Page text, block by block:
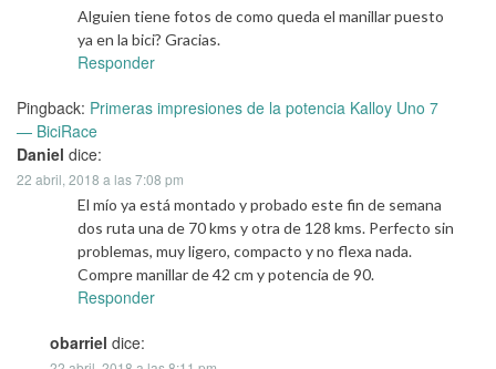
Alguien tiene fotos de como queda el manillar puesto
ya en la bici? Gracias.
Responder
Pingback: Primeras impresiones de la potencia Kalloy Uno 7
— BiciRace
Daniel dice:
22 abril, 2018 a las 7:08 pm
El mío ya está montado y probado este fin de semana
dos ruta una de 70 kms y otra de 128 kms. Perfecto sin
problemas, muy ligero, compacto y no flexa nada.
Compre manillar de 42 cm y potencia de 90.
Responder
obarriel dice: